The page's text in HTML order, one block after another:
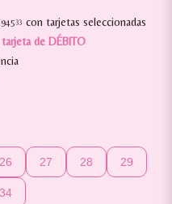
33 con tarjetas seleccionadas
tarjeta de DÉBITO
26 27 28 29
34